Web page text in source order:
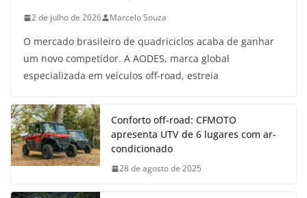
2 de julho de 2026 Marcelo Souza
O mercado brasileiro de quadriciclos acaba de ganhar
um novo competidor. A AODES, marca global
especializada em veículos off-road, estreia
Conforto off-road: CFMOTO
apresenta UTV de 6 lugares com ar-
condicionado
28 de agosto de 2025